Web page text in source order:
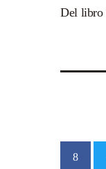
Del libro